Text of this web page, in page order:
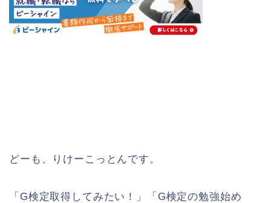
どーも、りけーこっとんです。
「G検定取得してみたい！」「G検定の勉強始め